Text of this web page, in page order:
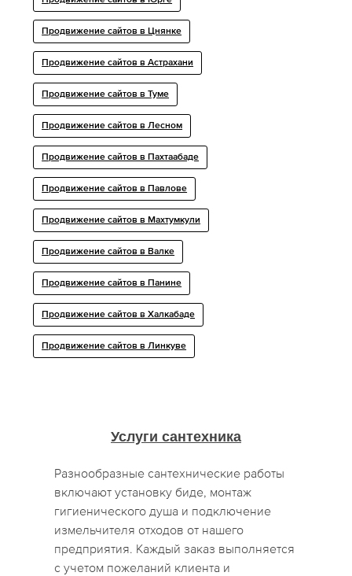
Продвижение сайтов в Цнянке
Продвижение сайтов в Астрахани
Продвижение сайтов в Туме
Продвижение сайтов в Лесном
Продвижение сайтов в Пахтаабаде
Продвижение сайтов в Павлове
Продвижение сайтов в Махтумкули
Продвижение сайтов в Валке
Продвижение сайтов в Панине
Продвижение сайтов в Халкабаде
Продвижение сайтов в Линкуве
Услуги сантехника
Разнообразные сантехнические работы
включают установку биде, монтаж
гигиенического душа и подключение
измельчителя отходов от нашего
предприятия. Каждый заказ выполняется
с учетом пожеланий клиента и